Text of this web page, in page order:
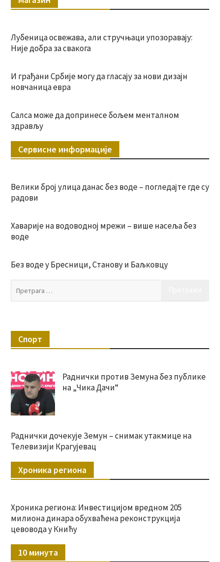
Лубеница освежава, али стручњаци упозоравају:
Није добра за свакога
И грађани Србије могу да гласају за нови дизајн
новчаница евра
Салса може да допринесе бољем менталном
здрављу
Сервисне информације
Велики број улица данас без воде – погледајте где су
радови
Хаварије на водоводној мрежи – више насеља без
воде
Без воде у Бресници, Станову и Баљковцу
Спорт
Раднички против Земуна без публике
на „Чика Дачи“
Раднички дочекује Земун – снимак утакмице на
Телевизији Крагујевац
Хроника региона
Хроника региона: Инвестицијом вредном 205
милиона динара обухваћена реконструкција
цевовода у Книћу
10 минута